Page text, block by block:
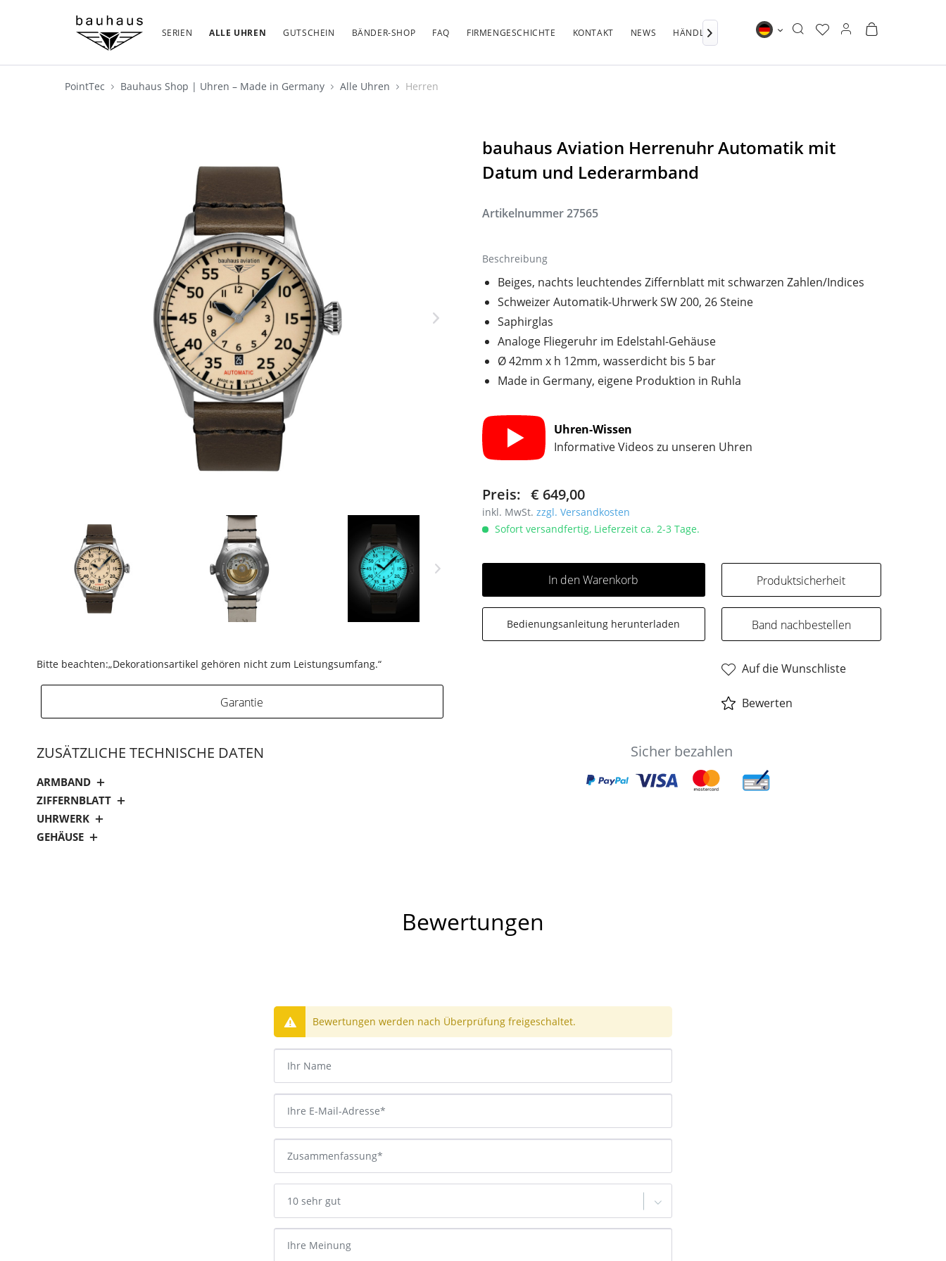
SERIEN ALLE UHREN GUTSCHEIN BÄNDER-SHOP FAQ FIRMENGESCHICHTE KONTAKT NEWS HÄNDLERSUCHE WEITERE BRANDS
 Bauhaus DE
PointTec Bauhaus Shop | Uhren – Made in Germany Alle Uhren Herren
Bitte beachten:„Dekorationsartikel gehören nicht zum Leistungsumfang.“
Garantie
ZUSÄTZLICHE TECHNISCHE DATEN
ARMBAND
ZIFFERNBLATT
UHRWERK
GEHÄUSE
bauhaus Aviation Herrenuhr Automatik mit
Datum und Lederarmband
Artikelnummer 27565
Beschreibung
Beiges, nachts leuchtendes Ziffernblatt mit schwarzen Zahlen/Indices
Schweizer Automatik-Uhrwerk SW 200, 26 Steine
Saphirglas
Analoge Fliegeruhr im Edelstahl-Gehäuse
Ø 42mm x h 12mm, wasserdicht bis 5 bar
Made in Germany, eigene Produktion in Ruhla
Uhren-Wissen
Informative Videos zu unseren Uhren
Preis: € 649,00
inkl. MwSt. zzgl. Versandkosten
Sofort versandfertig, Lieferzeit ca. 2-3 Tage.
In den Warenkorb
Bedienungsanleitung herunterladen
Produktsicherheit
Auf die Wunschliste
Band nachbestellen
Bewerten
Sicher bezahlen
Bewertungen
Bewertungen werden nach Überprüfung freigeschaltet.